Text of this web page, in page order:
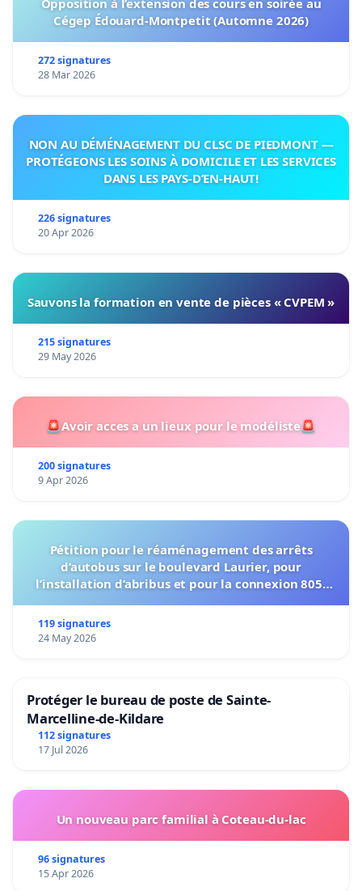
Opposition à l’extension des cours en soirée au
Cégep Édouard-Montpetit (Automne 2026)
272 signatures
28 Mar 2026
NON AU DÉMÉNAGEMENT DU CLSC DE PIEDMONT —
PROTÉGEONS LES SOINS À DOMICILE ET LES SERVICES
DANS LES PAYS-D’EN-HAUT!
226 signatures
20 Apr 2026
Sauvons la formation en vente de pièces « CVPEM »
215 signatures
29 May 2026
🚨Avoir acces a un lieux pour le modéliste🚨
200 signatures
9 Apr 2026
Pétition pour le réaménagement des arrêts
d’autobus sur le boulevard Laurier, pour
l’installation d’abribus et pour la connexion 805-
119 signatures
24 May 2026
Protéger le bureau de poste de Sainte-
Marcelline-de-Kildare
112 signatures
17 Jul 2026
Un nouveau parc familial à Coteau-du-lac
96 signatures
15 Apr 2026